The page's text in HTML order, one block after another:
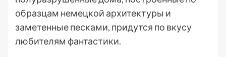
образцам немецкой архитектуры и
заметенные песками, придутся по вкусу
любителям фантастики.